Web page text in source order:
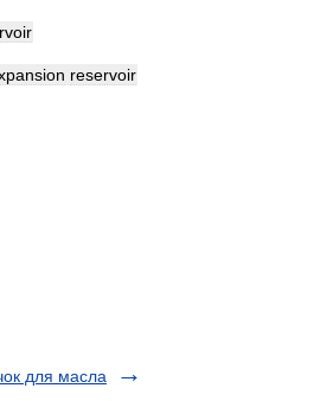
reservoir
для масла